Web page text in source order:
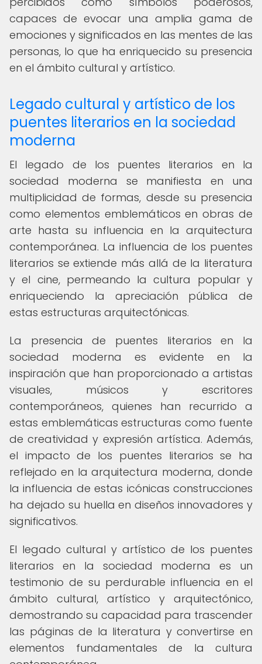
capaces de evocar una amplia gama de
emociones y significados en las mentes de las
personas, lo que ha enriquecido su presencia
en el ámbito cultural y artístico.
Legado cultural y artístico de los
puentes literarios en la sociedad
moderna
El legado de los puentes literarios en la
sociedad moderna se manifiesta en una
multiplicidad de formas, desde su presencia
como elementos emblemáticos en obras de
arte hasta su influencia en la arquitectura
contemporánea. La influencia de los puentes
literarios se extiende más allá de la literatura
y el cine, permeando la cultura popular y
enriqueciendo la apreciación pública de
estas estructuras arquitectónicas.
La presencia de puentes literarios en la
sociedad moderna es evidente en la
inspiración que han proporcionado a artistas
visuales, músicos y escritores
contemporáneos, quienes han recurrido a
estas emblemáticas estructuras como fuente
de creatividad y expresión artística. Además,
el impacto de los puentes literarios se ha
reflejado en la arquitectura moderna, donde
la influencia de estas icónicas construcciones
ha dejado su huella en diseños innovadores y
significativos.
El legado cultural y artístico de los puentes
literarios en la sociedad moderna es un
testimonio de su perdurable influencia en el
ámbito cultural, artístico y arquitectónico,
demostrando su capacidad para trascender
las páginas de la literatura y convertirse en
elementos fundamentales de la cultura